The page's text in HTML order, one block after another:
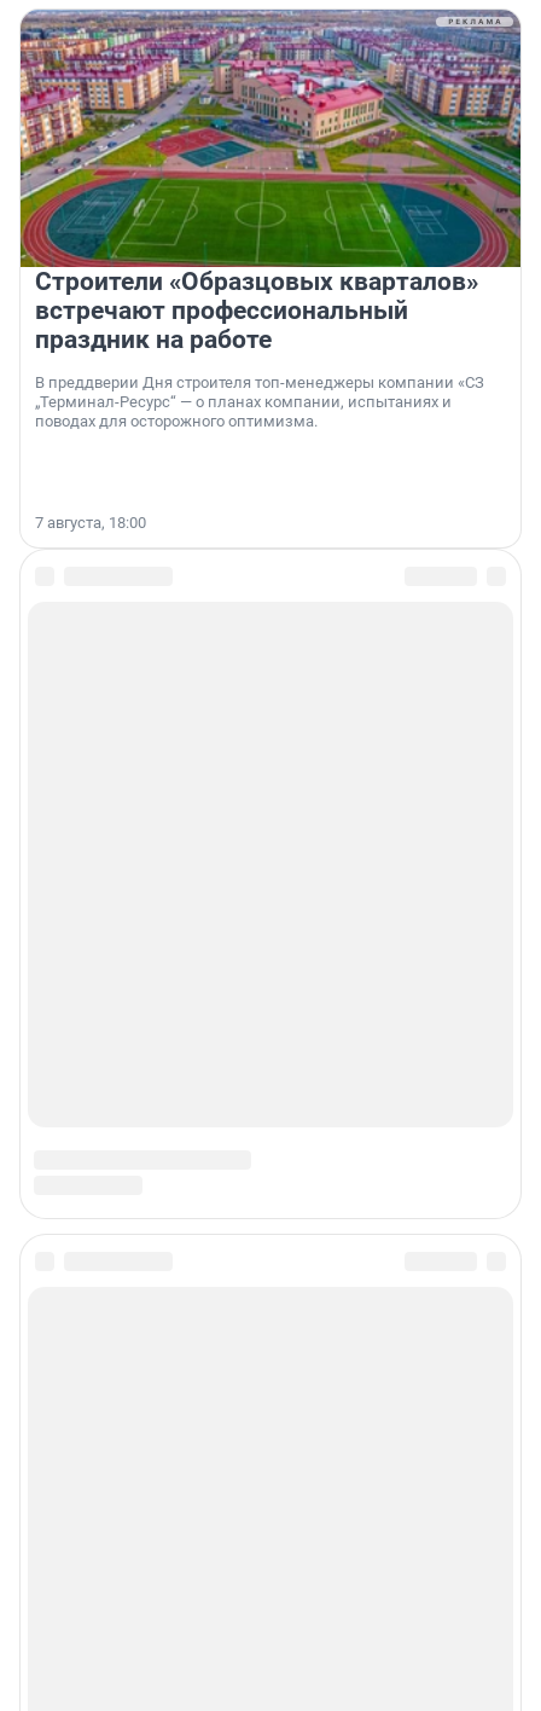
Строители «Образцовых кварталов»
встречают профессиональный
праздник на работе
В преддверии Дня строителя топ-менеджеры компании «СЗ
„Терминал-Ресурс“ — о планах компании, испытаниях и
поводах для осторожного оптимизма.
7 августа, 18:00